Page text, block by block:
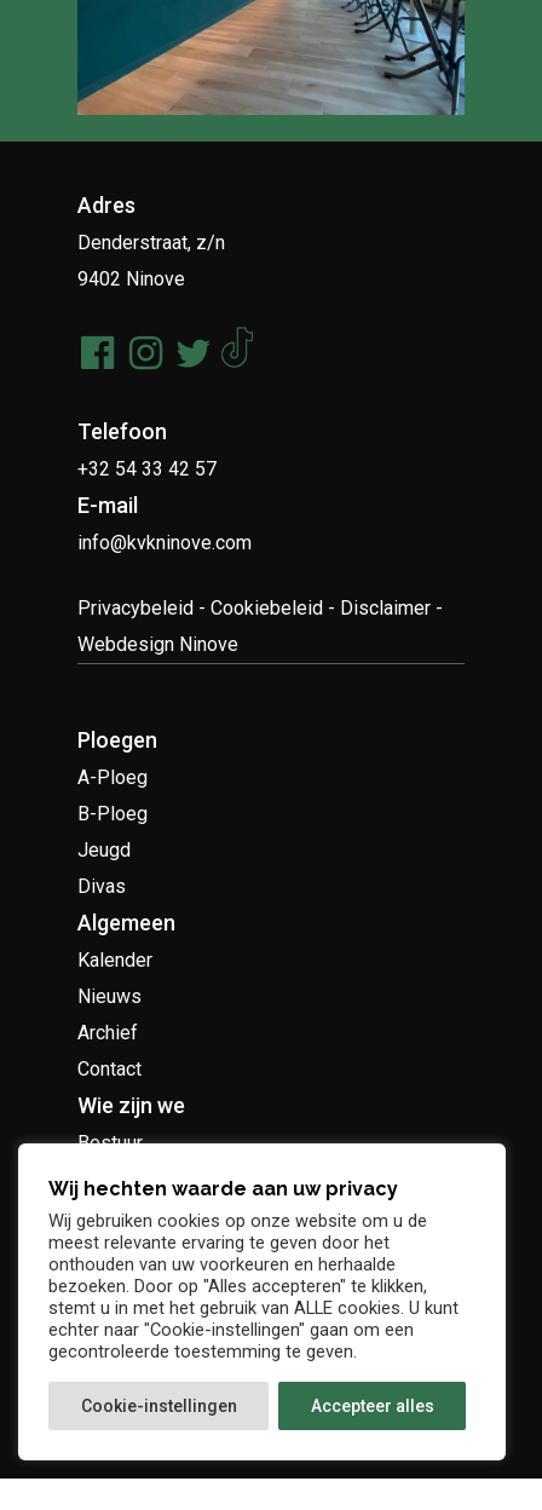
Adres
Denderstraat, z/n
9402 Ninove
Telefoon
+32 54 33 42 57
E-mail
info@kvkninove.com
Privacybeleid -Cookiebeleid - Disclaimer -
Webdesign Ninove
Ploegen
A-Ploeg
B-Ploeg
Jeugd
Divas
Algemeen
Kalender
Nieuws
Archief
Contact
Wie zijn we
Bestuur
Geschiedenis
Supportersclub
Socio Business Club
Wij hechten waarde aan uw privacy
Wij gebruiken cookies op onze website om u de
meest relevante ervaring te geven door het
onthouden van uw voorkeuren en herhaalde
bezoeken. Door op "Alles accepteren" te klikken,
stemt u in met het gebruik van ALLE cookies. U kunt
echter naar "Cookie-instellingen" gaan om een
gecontroleerde toestemming te geven.
Cookie-instellingen Accepteer alles